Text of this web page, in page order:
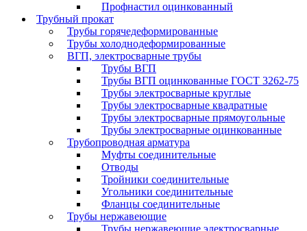
Профнастил оцинкованный
Трубный прокат
Трубы горячедеформированные
Трубы холоднодеформированные
ВГП, электросварные трубы
Трубы ВГП
Трубы ВГП оцинкованные ГОСТ 3262-75
Трубы электросварные круглые
Трубы электросварные квадратные
Трубы электросварные прямоугольные
Трубы электросварные оцинкованные
Трубопроводная арматура
Муфты соединительные
Отводы
Тройники соединительные
Угольники соединительные
Фланцы соединительные
Трубы нержавеющие
Трубы нержавеющие электросварные